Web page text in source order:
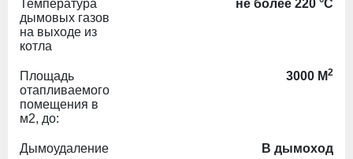
Температура
дымовых газов
на выходе из
котла
не более 220 °C
Площадь
отапливаемого
помещения в
м2, до:
3000 М2
Дымоудаление В дымоход